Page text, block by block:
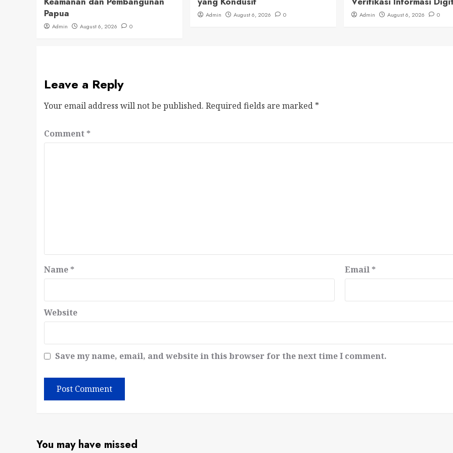
Papua
Admin August 6, 2026 0
Admin August 6, 2026 0 Admin August 6, 2026 0
Leave a Reply
Your email address will not be published. Required fields are marked *
Comment *
Name * Email *
Website
Save my name, email, and website in this browser for the next time I comment.
You may have missed